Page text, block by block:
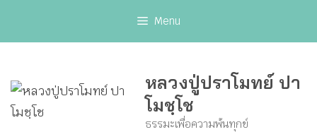
Menu
หลวงปู่ปราโมทย์ ปา
โมชฺโช
ธรรมะเพื่อความพ้นทุกข์